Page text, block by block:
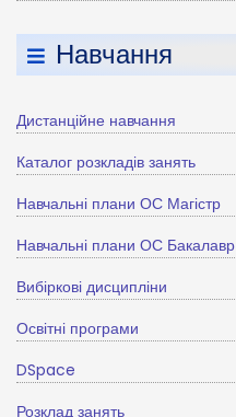
Навчання
Дистанційне навчання
Каталог розкладів занять
Навчальні плани ОС Магістр
Навчальні плани ОС Бакалавр
Вибіркові дисципліни
Освітні програми
DSpace
Розклад занять